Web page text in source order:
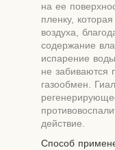
на ее
пленку,
воздуха,
содержание
испарение
не забиваются
газообмен.
действие.
Способ